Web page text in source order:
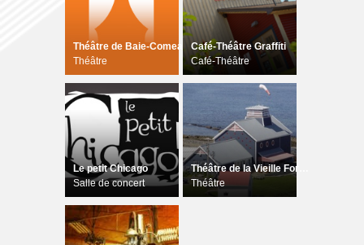
Théâtre de Baie-Comeau
Théâtre
Café-Théâtre Graffiti
Café-Théâtre
Le petit Chicago
Salle de concert
Théâtre